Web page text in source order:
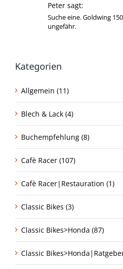
Peter sagt:
Suche eine. Goldwing
ungefähr.
Kategorien
Allgemein (11)
Blech & Lack (4)
Buchempfehlung (8)
Cafè Racer (107)
Cafè Racer|Restauration (1)
Classic Bikes (3)
Classic Bikes>Honda (87)
Classic